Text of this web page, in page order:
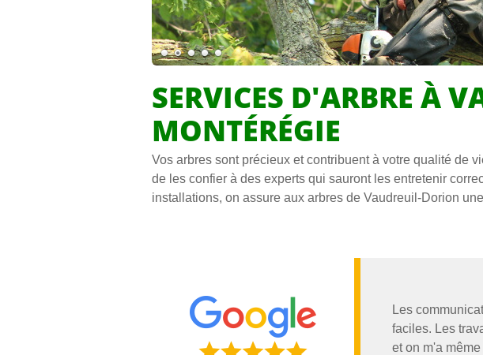
SERVICES D'ARBRE À
MONTÉRÉGIE
Vos arbres sont précieux et contribuent à votre qualité de
de les confier à des experts qui sauront les entretenir
installations, on assure aux arbres de Vaudreuil-Dorion
Les
faciles. Les
et on m'a